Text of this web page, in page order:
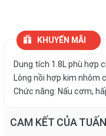
KHUYẾN MÃI
Dung tích 1.8L phù hợp
Lòng nồi hợp kim nhôm
Chức năng: Nấu cơm,
CAM KẾT CỦA